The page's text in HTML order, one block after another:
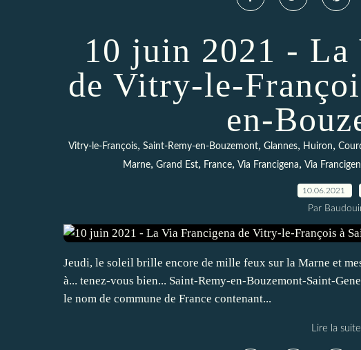
10 juin 2021 - La
de Vitry-le-
en-
Vitry-le-François, Saint-Remy-en-Bouzemont, Glannes, Huiron,
Marne, Grand Est, France, Via Francigena, Via
10.06.2021
Par
Jeudi, le soleil brille encore de mille feux sur la Marne et
à... tenez-vous bien... Saint-Remy-en-Bouzemont-Saint-
le nom de commune de France contenant...
Lire la suite